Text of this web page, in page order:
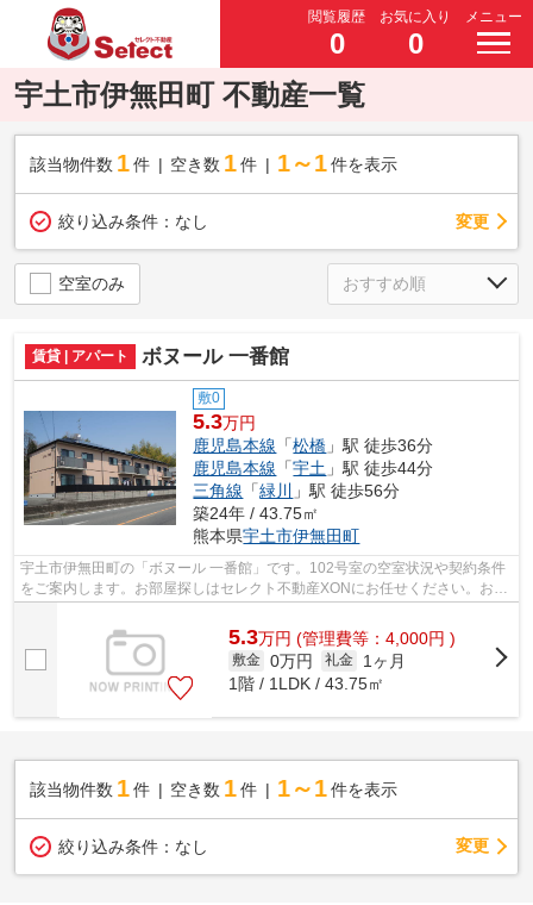
閲覧履歴
0
お気に入り
0
メニュー
宇土市伊無田町 不動産一覧
該当物件数 1件 空き数 1 件 1～1 件を表示
絞り込み条件： なし 変更
空室のみ
賃貸 | アパート ボヌール 一番館
敷0
5.3万円
鹿児島本線 「松橋 」駅 徒歩36分
鹿児島本線 「宇土 」駅 徒歩44分
三角線 「緑川
」駅 徒歩56分
築24年 / 43.75㎡
熊本県宇土市伊無田町
宇土市伊無田町の「ボヌール 一番館」です。102号室の空室状況や契約条件
をご案内します。お部屋探しはセレクト不動産XONにお任せください。お問
5.3万円 (管理費等：4,000円 )
敷金 0万円 礼金
1ヶ月
1階 / 1LDK / 43.75㎡
該当物件数 1件 空き数 1 件 1～1 件を表示
絞り込み条件： なし 変更